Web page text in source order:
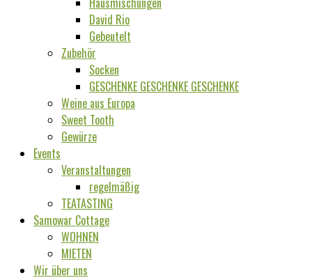
David Rio
Gebeutelt
Zubehör
Socken
GESCHENKE GESCHENKE GESCHENKE
Weine aus Europa
Sweet Tooth
Gewürze
Events
Veranstaltungen
regelmäßig
TEATASTING
Samowar Cottage
WOHNEN
MIETEN
Wir über uns